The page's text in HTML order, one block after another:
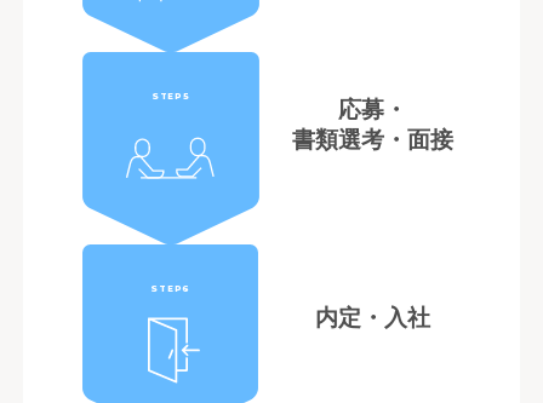
STEP5
応募・
書類選考・面接
STEP6
内定・入社